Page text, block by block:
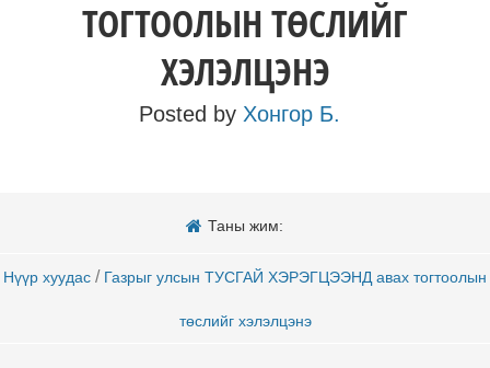
ТОГТООЛЫН ТӨСЛИЙГ
ХЭЛЭЛЦЭНЭ
Posted by Хонгор Б.
Таны жим:
Нүүр хуудас / Газрыг улсын ТУСГАЙ ХЭРЭГЦЭЭНД авах тогтоолын
төслийг хэлэлцэнэ